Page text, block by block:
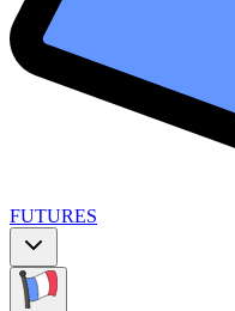
FUTURES